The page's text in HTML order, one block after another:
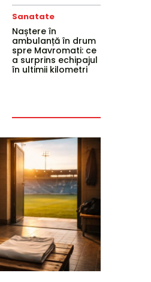
Sanatate
Naștere în
ambulanță în drum
spre Mavromati: ce
a surprins echipajul
în ultimii kilometri